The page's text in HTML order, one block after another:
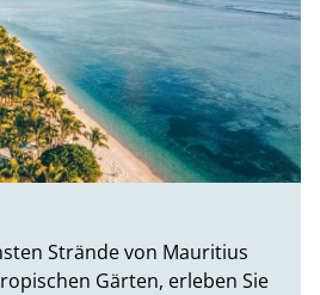
Strände von Mauritius
Gärten, erleben Sie